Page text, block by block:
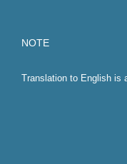
NOTE
Translation to English is